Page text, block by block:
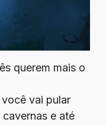
querem mais o
vai pular
e até